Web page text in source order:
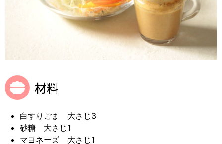
材料
白すりごま 大さじ3
砂糖 大さじ1
マヨネーズ 大さじ1